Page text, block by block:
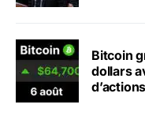
Bitcoin
dollars